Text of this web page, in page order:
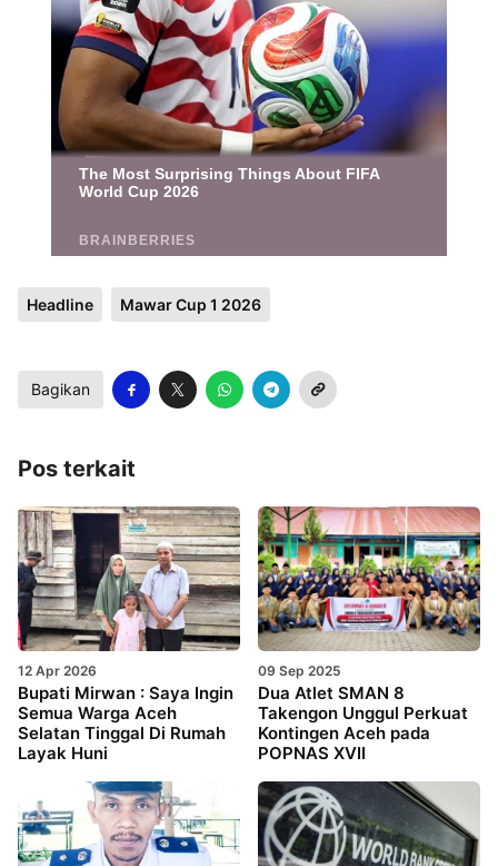
Headline Mawar Cup 1 2026
Bagikan
Pos terkait
12 Apr 2026
Bupati Mirwan : Saya Ingin
Semua Warga Aceh
Selatan Tinggal Di Rumah
Layak Huni
09 Sep 2025
Dua Atlet SMAN 8
Takengon Unggul Perkuat
Kontingen Aceh pada
POPNAS XVII